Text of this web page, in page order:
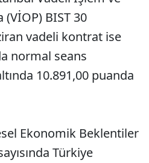
(VİOP) BIST 30
vadeli kontrat ise
normal seans
10.891,00 puanda
Ekonomik Beklentiler
Türkiye